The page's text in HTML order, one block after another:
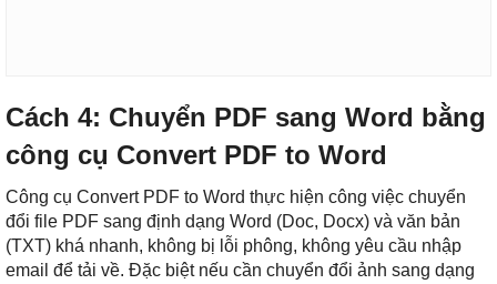
Cách 4: Chuyển PDF sang Word bằng
công cụ Convert PDF to Word
Công cụ Convert PDF to Word thực hiện công việc chuyển
đổi file PDF sang định dạng Word (Doc, Docx) và văn bản
(TXT) khá nhanh, không bị lỗi phông, không yêu cầu nhập
email để tải về. Đặc biệt nếu cần chuyển đổi ảnh sang dạng